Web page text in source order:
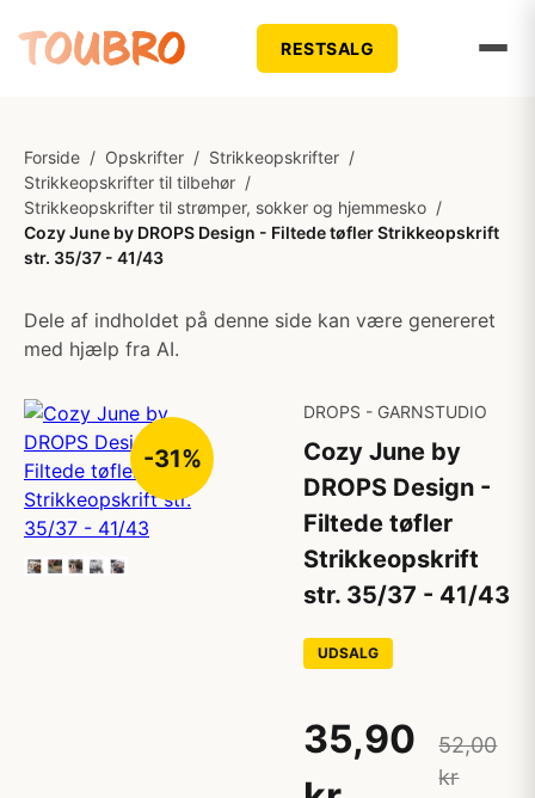
RESTSALG
Forside / Opskrifter / Strikkeopskrifter /
Strikkeopskrifter til tilbehør /
Strikkeopskrifter til strømper, sokker og hjemmesko /
Cozy June by DROPS Design - Filtede tøfler Strikkeopskrift
str. 35/37 - 41/43
Dele af indholdet på denne side kan være genereret
med hjælp fra AI.
-31%
DROPS - GARNSTUDIO
Cozy June by
DROPS Design -
Filtede tøfler
Strikkeopskrift
str. 35/37 - 41/43
UDSALG
35,90
52,00
kr